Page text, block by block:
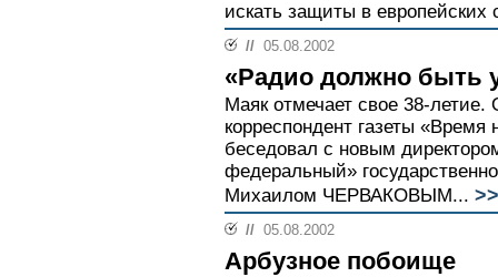
искать защиты в европейских
// 05.08.2002
«Радио должно быть
Маяк отмечает свое 38-
корреспондент газеты
беседовал с новым
федеральный»
Михаилом ЧЕРВАКОВЫМ... >>
// 05.08.2002
Арбузное побоище